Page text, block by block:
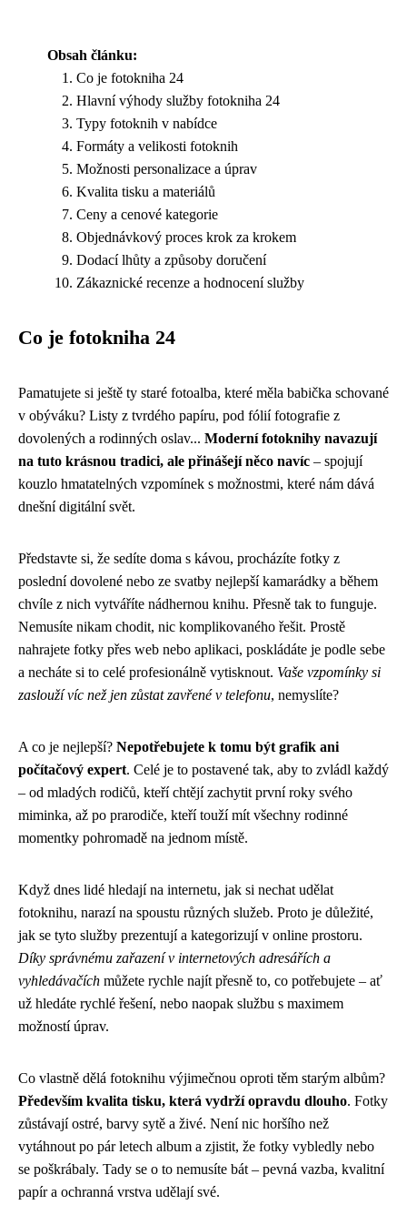
Obsah článku:
Co je fotokniha 24
Hlavní výhody služby fotokniha 24
Typy fotoknih v nabídce
Formáty a velikosti fotoknih
Možnosti personalizace a úprav
Kvalita tisku a materiálů
Ceny a cenové kategorie
Objednávkový proces krok za krokem
Dodací lhůty a způsoby doručení
Zákaznické recenze a hodnocení služby
Co je fotokniha 24
Pamatujete si ještě ty staré fotoalba, které měla babička schované
v obýváku? Listy z tvrdého papíru, pod fólií fotografie z
dovolených a rodinných oslav... Moderní fotoknihy navazují
na tuto krásnou tradici, ale přinášejí něco navíc – spojují
kouzlo hmatatelných vzpomínek s možnostmi, které nám dává
dnešní digitální svět.
Představte si, že sedíte doma s kávou, procházíte fotky z
poslední dovolené nebo ze svatby nejlepší kamarádky a během
chvíle z nich vytváříte nádhernou knihu. Přesně tak to funguje.
Nemusíte nikam chodit, nic komplikovaného řešit. Prostě
nahrajete fotky přes web nebo aplikaci, poskládáte je podle sebe
a necháte si to celé profesionálně vytisknout. Vaše vzpomínky si
zaslouží víc než jen zůstat zavřené v telefonu, nemyslíte?
A co je nejlepší? Nepotřebujete k tomu být grafik ani
počítačový expert. Celé je to postavené tak, aby to zvládl každý
– od mladých rodičů, kteří chtějí zachytit první roky svého
miminka, až po prarodiče, kteří touží mít všechny rodinné
momentky pohromadě na jednom místě.
Když dnes lidé hledají na internetu, jak si nechat udělat
fotoknihu, narazí na spoustu různých služeb. Proto je důležité,
jak se tyto služby prezentují a kategorizují v online prostoru.
Díky správnému zařazení v internetových adresářích a
vyhledávačích můžete rychle najít přesně to, co potřebujete – ať
už hledáte rychlé řešení, nebo naopak službu s maximem
možností úprav.
Co vlastně dělá fotoknihu výjimečnou oproti těm starým albům?
Především kvalita tisku, která vydrží opravdu dlouho. Fotky
zůstávají ostré, barvy sytě a živé. Není nic horšího než
vytáhnout po pár letech album a zjistit, že fotky vybledly nebo
se poškrábaly. Tady se o to nemusíte bát – pevná vazba, kvalitní
papír a ochranná vrstva udělají své.